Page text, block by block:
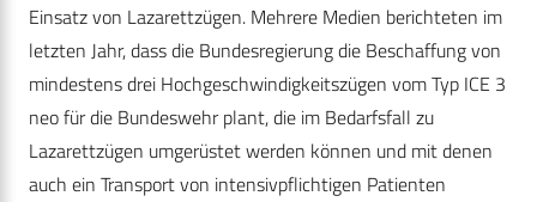
Einsatz von Lazarettzügen. Mehrere Medien berichteten im
letzten Jahr, dass die Bundesregierung die Beschaffung von
mindestens drei Hochgeschwindigkeitszügen vom Typ ICE 3
neo für die Bundeswehr plant, die im Bedarfsfall zu
Lazarettzügen umgerüstet werden können und mit denen
auch ein Transport von intensivpflichtigen Patienten